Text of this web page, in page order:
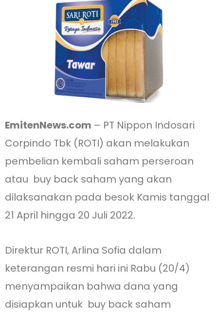
EmitenNews.com – PT Nippon Indosari
Corpindo Tbk (ROTI) akan melakukan
pembelian kembali saham perseroan
atau buy back saham yang akan
dilaksanakan pada besok Kamis tanggal
21 April hingga 20 Juli 2022.
Direktur ROTI, Arlina Sofia dalam
keterangan resmi hari ini Rabu (20/4)
menyampaikan bahwa dana yang
disiapkan untuk buy back saham